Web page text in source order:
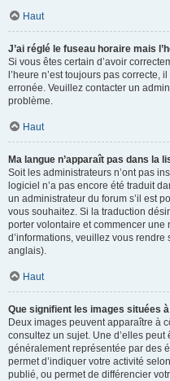
Haut
J’ai réglé le fuseau horaire mais
Si vous êtes certain d’avoir
l’heure n’est toujours pas correcte,
erronée. Veuillez contacter un
problème.
Haut
Ma langue n’apparaît pas dans la
Soit les administrateurs n’ont pas
logiciel n’a pas encore été traduit
un administrateur du forum s’il est
vous souhaitez. Si la traduction
porter volontaire et commencer
d’informations, veuillez vous rendre
anglais).
Haut
Que signifient les images situées
Deux images peuvent apparaître à
consultez un sujet. Une d’elles
généralement représentée par des
permet d’indiquer votre activité
publié, ou permet de différencier